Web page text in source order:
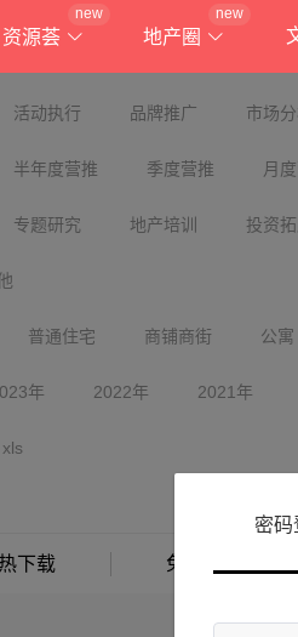
资源荟
new
地产圈
new
活动执行 品牌推广 市场
半年度营推 季度营推 月
专题研究 地产培训 投资
普通住宅 商铺商街 公寓
年 2022年 2021年
xls
下载 免费专区
密码